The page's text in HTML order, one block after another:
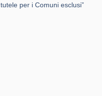
per i Comuni esclusi”